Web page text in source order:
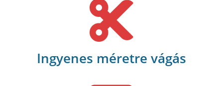
Ingyenes méretre vágás